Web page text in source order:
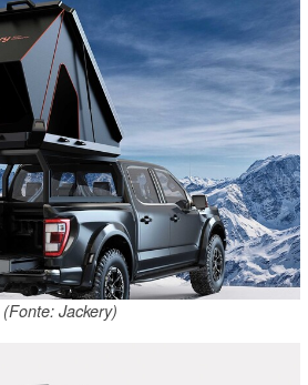
(Fonte: Jackery)